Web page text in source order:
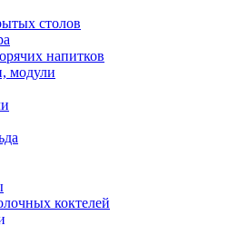
столов
напитков
модули
коктелей